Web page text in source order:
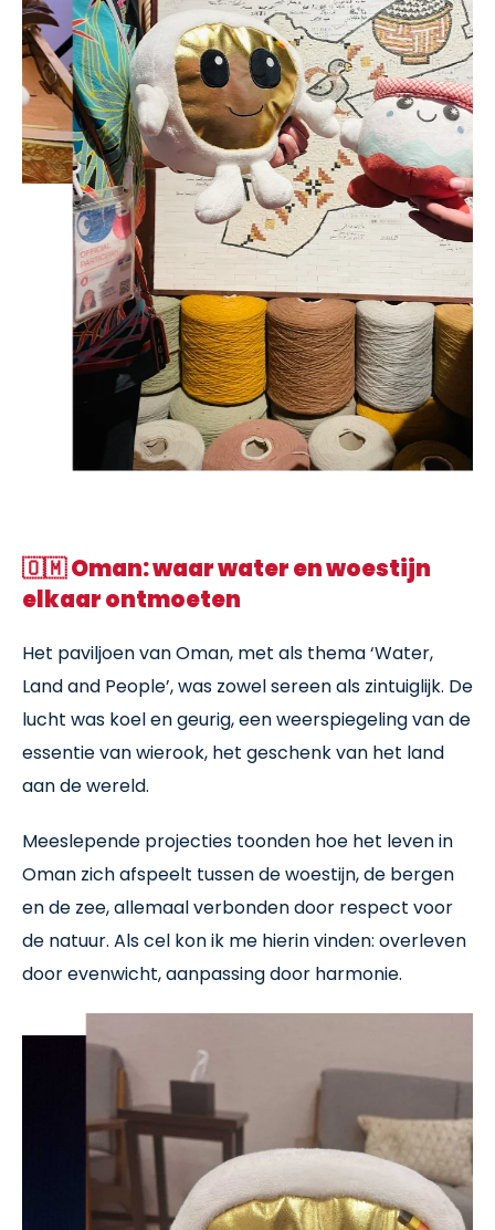
🇴🇲Oman: waar water en woestijn
elkaar ontmoeten
Het paviljoen van Oman, met als thema ‘Water,
Land and People’, was zowel sereen als zintuiglijk. De
lucht was koel en geurig, een weerspiegeling van de
essentie van wierook, het geschenk van het land
aan de wereld.
Meeslepende projecties toonden hoe het leven in
Oman zich afspeelt tussen de woestijn, de bergen
en de zee, allemaal verbonden door respect voor
de natuur. Als cel kon ik me hierin vinden: overleven
door evenwicht, aanpassing door harmonie.